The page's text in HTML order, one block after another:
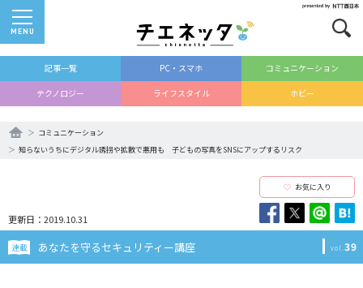
記事一覧 PC・スマホ コミュニケーション
テクノロジー ライフスタイル ホビー
MENU
コミュニケーション
知らないうちにデジタル誘拐や拡散で悪用も 子どもの写真をSNSにアップするリスク
更新日：2019.10.31
お気に入り
連載 あなたを守るセキュリティー講座 vol.39